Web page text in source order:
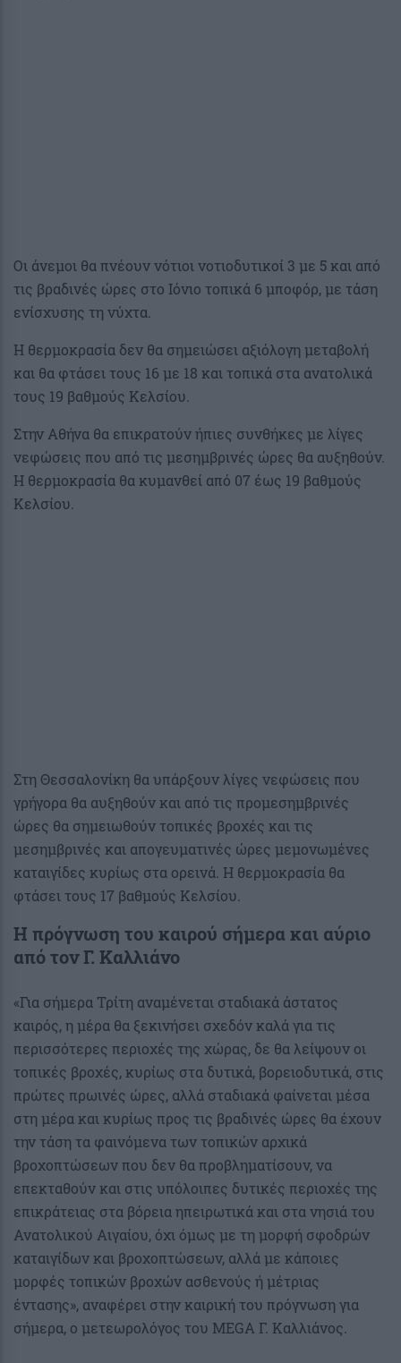
Οι άνεμοι θα πνέουν νότιοι νοτιοδυτικοί 3 με 5 και από
τις βραδινές ώρες στο Ιόνιο τοπικά 6 μποφόρ, με τάση
ενίσχυσης τη νύχτα.
Η θερμοκρασία δεν θα σημειώσει αξιόλογη μεταβολή
και θα φτάσει τους 16 με 18 και τοπικά στα ανατολικά
τους 19 βαθμούς Κελσίου.
Στην Αθήνα θα επικρατούν ήπιες συνθήκες με λίγες
νεφώσεις που από τις μεσημβρινές ώρες θα αυξηθούν.
Η θερμοκρασία θα κυμανθεί από 07 έως 19 βαθμούς
Κελσίου.
Στη Θεσσαλονίκη θα υπάρξουν λίγες νεφώσεις που
γρήγορα θα αυξηθούν και από τις προμεσημβρινές
ώρες θα σημειωθούν τοπικές βροχές και τις
μεσημβρινές και απογευματινές ώρες μεμονωμένες
καταιγίδες κυρίως στα ορεινά. Η θερμοκρασία θα
φτάσει τους 17 βαθμούς Κελσίου.
Η πρόγνωση του καιρού σήμερα και αύριο
από τον Γ. Καλλιάνο
«Για σήμερα Τρίτη αναμένεται σταδιακά άστατος
καιρός, η μέρα θα ξεκινήσει σχεδόν καλά για τις
περισσότερες περιοχές της χώρας, δε θα λείψουν οι
τοπικές βροχές, κυρίως στα δυτικά, βορειοδυτικά, στις
πρώτες πρωινές ώρες, αλλά σταδιακά φαίνεται μέσα
στη μέρα και κυρίως προς τις βραδινές ώρες θα έχουν
την τάση τα φαινόμενα των τοπικών αρχικά
βροχοπτώσεων που δεν θα προβληματίσουν, να
επεκταθούν και στις υπόλοιπες δυτικές περιοχές της
επικράτειας στα βόρεια ηπειρωτικά και στα νησιά του
Ανατολικού Αιγαίου, όχι όμως με τη μορφή σφοδρών
καταιγίδων και βροχοπτώσεων, αλλά με κάποιες
μορφές τοπικών βροχών ασθενούς ή μέτριας
έντασης», αναφέρει στην καιρική του πρόγνωση για
σήμερα, ο μετεωρολόγος του MEGA Γ. Καλλιάνος.